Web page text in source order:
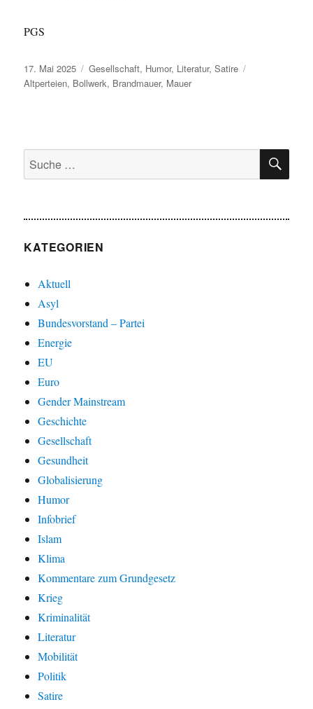
PGS
Veröffentlicht
am
17. Mai 2025 Kategorien
Gesellschaft, Humor, Literatur,Satire
Altperteien, Bollwerk, Brandmauer, Mauer
Suche
nach:
KATEGORIEN
Aktuell
Asyl
Bundesvorstand – Partei
Energie
EU
Euro
Gender Mainstream
Geschichte
Gesellschaft
Gesundheit
Globalisierung
Humor
Infobrief
Islam
Klima
Kommentare zum Grundgesetz
Krieg
Kriminalität
Literatur
Mobilität
Politik
Satire